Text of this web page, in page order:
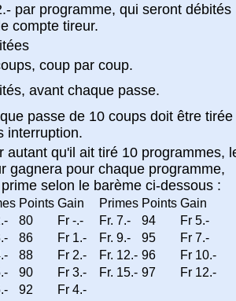
par programme, qui seront débités
compte tireur.
coup par coup.
avant chaque passe.
passe de 10 coups doit être tirée
interruption.
autant qu'il ait tiré 10 programmes,
gagnera pour chaque programme,
selon le barème ci-dessous :
Points Gain Primes Points Gain
80 Fr -.- Fr. 7.- 94
Fr 5.-
86 Fr 1.- Fr. 9.- 95
Fr 7.-
88 Fr 2.- Fr. 12.- 96
Fr 10.-
90 Fr 3.- Fr. 15.- 97
Fr 12.-
92
Fr 4.-